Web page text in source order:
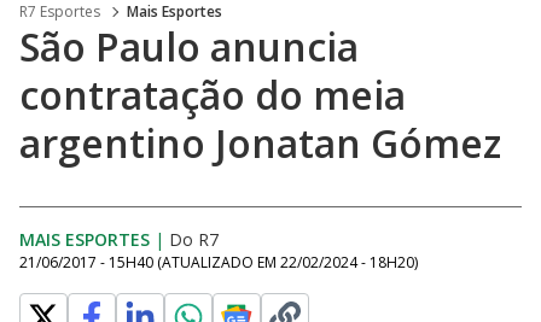
R7 Esportes Mais Esportes
São Paulo anuncia
contratação do meia
argentino Jonatan Gómez
MAIS ESPORTES | Do R7
21/06/2017 - 15H40 (ATUALIZADO EM 22/02/2024 - 18H20)